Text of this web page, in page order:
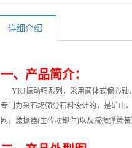
详细介绍
一、产品简介：
YKJ振动筛系列，采用茼体式偏心轴
专门为采石场筛分石料设计的，是矿山
网，激振器(主传动部件)以及减振弹簧